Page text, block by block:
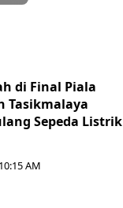
di Final Piala
Tasikmalaya
Sepeda Listrik
AM